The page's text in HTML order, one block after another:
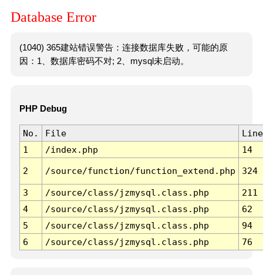
Database Error
(1040) 365建站错误警告：连接数据库失败，可能的原
因：1、数据库密码不对; 2、mysql未启动。
PHP Debug
No. File
Line
1
/index.php 14
2 /source/function/function_extend.php 324
3 /source/class/jzmysql.class.php
211
4
/source/class/jzmysql.class.php
62
5
/source/class/jzmysql.class.php
94
6
/source/class/jzmysql.class.php 76